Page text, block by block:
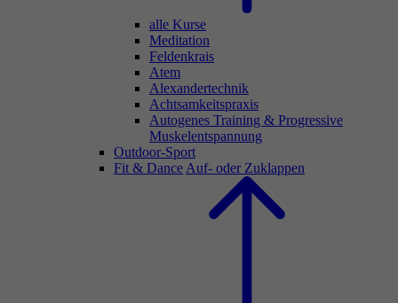
alle Kurse
Meditation
Feldenkrais
Atem
Alexandertechnik
Achtsamkeitspraxis
Autogenes Training & Progressive
Muskelentspannung
Outdoor-Sport
Fit & Dance Auf- oder Zuklappen